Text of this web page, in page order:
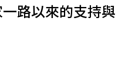
路以來的支持與